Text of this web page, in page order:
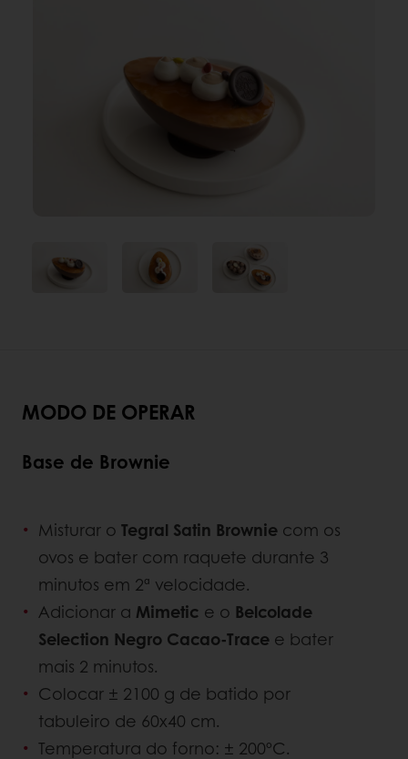
MODO DE OPERAR
Base de Brownie
Misturar o Tegral Satin Brownie com os
ovos e bater com raquete durante 3
minutos em 2ª velocidade.
Adicionar a Mimetic e o Belcolade
Selection Negro Cacao-Trace e bater
mais 2 minutos.
Colocar ± 2100 g de batido por
tabuleiro de 60x40 cm.
Temperatura do forno: ± 200ºC.